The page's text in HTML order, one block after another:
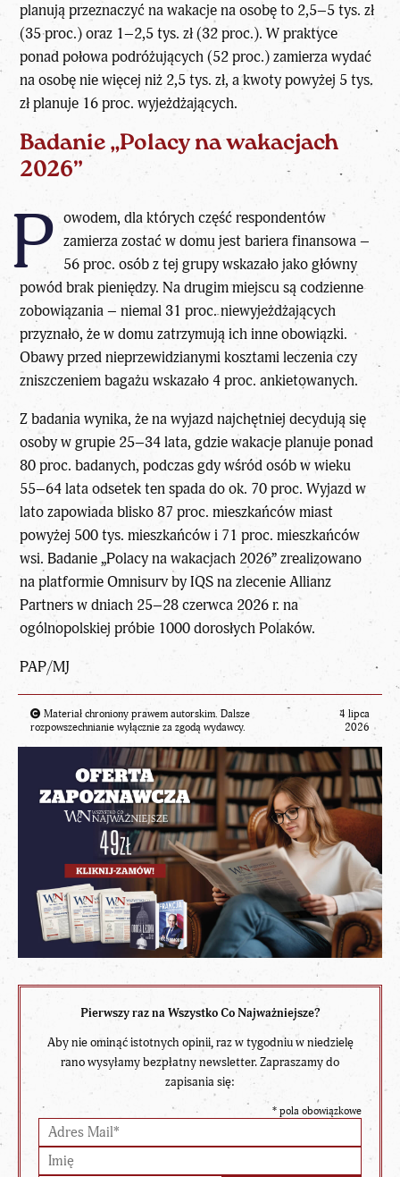
planują przeznaczyć na wakacje na osobę to 2,5–5 tys. zł
(35 proc.) oraz 1–2,5 tys. zł (32 proc.). W praktyce
ponad połowa podróżujących (52 proc.) zamierza wydać
na osobę nie więcej niż 2,5 tys. zł, a kwoty powyżej 5 tys.
zł planuje 16 proc. wyjeżdżających.
Badanie „Polacy na wakacjach
2026”
P owodem, dla których część respondentów
zamierza zostać w domu jest bariera finansowa –
56 proc. osób z tej grupy wskazało jako główny
powód brak pieniędzy. Na drugim miejscu są codzienne
zobowiązania – niemal 31 proc. niewyjeżdżających
przyznało, że w domu zatrzymują ich inne obowiązki.
Obawy przed nieprzewidzianymi kosztami leczenia czy
zniszczeniem bagażu wskazało 4 proc. ankietowanych.
Z badania wynika, że na wyjazd najchętniej decydują się
osoby w grupie 25–34 lata, gdzie wakacje planuje ponad
80 proc. badanych, podczas gdy wśród osób w wieku
55–64 lata odsetek ten spada do ok. 70 proc. Wyjazd w
lato zapowiada blisko 87 proc. mieszkańców miast
powyżej 500 tys. mieszkańców i 71 proc. mieszkańców
wsi. Badanie „Polacy na wakacjach 2026” zrealizowano
na platformie Omnisurv by IQS na zlecenie Allianz
Partners w dniach 25–28 czerwca 2026 r. na
ogólnopolskiej próbie 1000 dorosłych Polaków.
PAP/MJ
Materiał chroniony prawem autorskim. Dalsze
rozpowszechnianie wyłącznie za zgodą wydawcy.
4 lipca
2026
Pierwszy raz na Wszystko Co Najważniejsze?
Aby nie ominąć istotnych opinii, raz w tygodniu w niedzielę
rano wysyłamy bezpłatny newsletter. Zapraszamy do
zapisania się:
* pola obowiązkowe